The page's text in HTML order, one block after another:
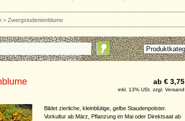
> Zwergstudentenblume
ab € 3,75
inkl. 13% USt. zzgl. Versand
Bildet zierliche, kleinblütige, gelbe Staudenpolster.
Vorkultur ab März, Pflanzung im Mai oder Direktsaat ab